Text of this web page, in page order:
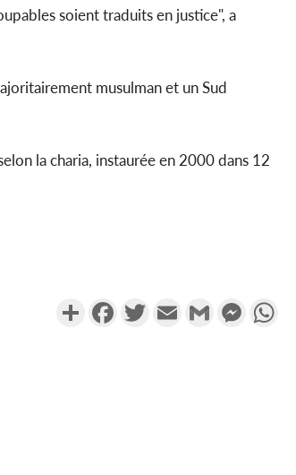
soient traduits en justice", a
musulman et un Sud
la charia, instaurée en 2000 dans 12
PartagerFacebookTwitterEmail Gmail